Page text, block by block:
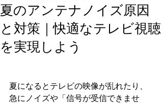
夏のアンテナノイズ原因
と対策｜快適なテレビ視聴
を実現しよう
夏になるとテレビの映像が乱れたり、
急にノイズや「信号が受信できませ